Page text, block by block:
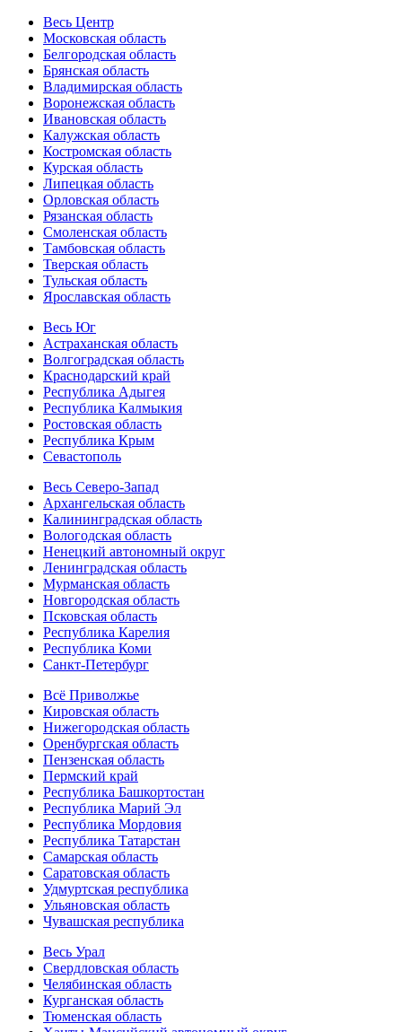
Весь Центр
Московская область
Белгородская область
Брянская область
Владимирская область
Воронежская область
Ивановская область
Калужская область
Костромская область
Курская область
Липецкая область
Орловская область
Рязанская область
Смоленская область
Тамбовская область
Тверская область
Тульская область
Ярославская область
Весь Юг
Астраханская область
Волгоградская область
Краснодарский край
Республика Адыгея
Республика Калмыкия
Ростовская область
Республика Крым
Севастополь
Весь Северо-Запад
Архангельская область
Калининградская область
Вологодская область
Ненецкий автономный округ
Ленинградская область
Мурманская область
Новгородская область
Псковская область
Республика Карелия
Республика Коми
Санкт-Петербург
Всё Приволжье
Кировская область
Нижегородская область
Оренбургская область
Пензенская область
Пермский край
Республика Башкортостан
Республика Марий Эл
Республика Мордовия
Республика Татарстан
Самарская область
Саратовская область
Удмуртская республика
Ульяновская область
Чувашская республика
Весь Урал
Свердловская область
Челябинская область
Курганская область
Тюменская область